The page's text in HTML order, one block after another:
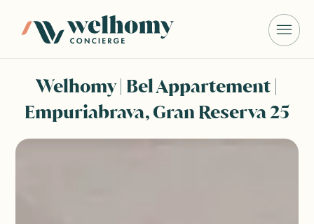
Welhomy | Bel Appartement |
Empuriabrava, Gran Reserva 25